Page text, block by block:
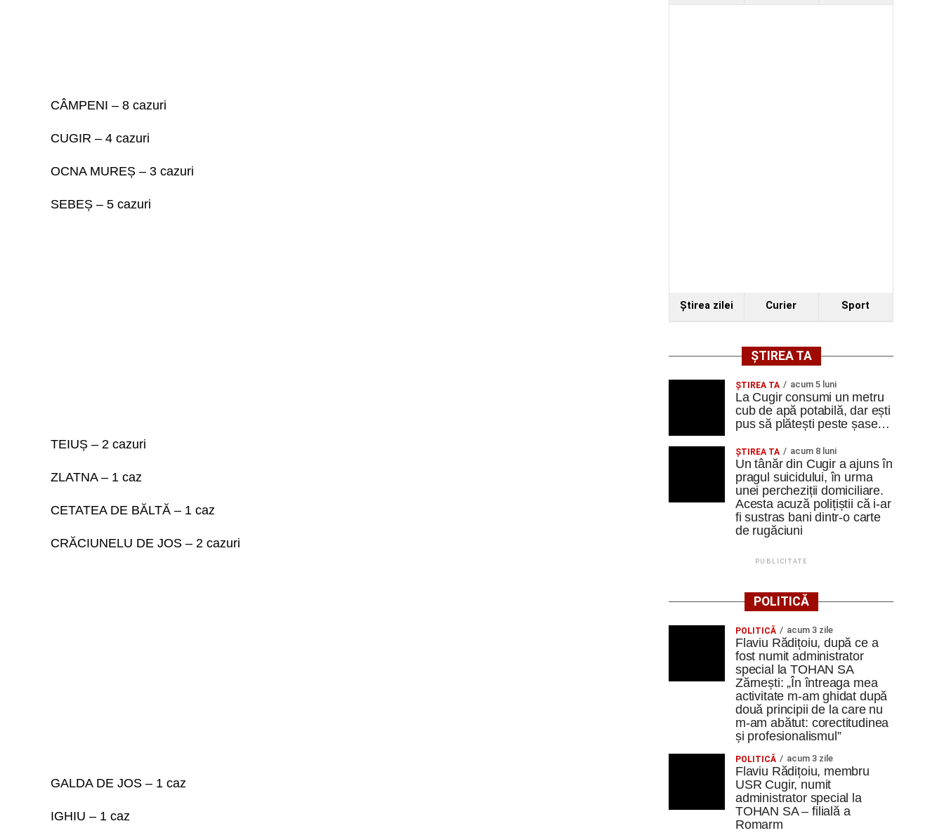
CÂMPENI – 8 cazuri
CUGIR – 4 cazuri
OCNA MUREȘ – 3 cazuri
SEBEȘ – 5 cazuri
TEIUȘ – 2 cazuri
ZLATNA – 1 caz
CETATEA DE BĂLTĂ – 1 caz
CRĂCIUNELU DE JOS – 2 cazuri
GALDA DE JOS – 1 caz
IGHIU – 1 caz
Ştirea zilei Curier Sport
ȘTIREA TA
ȘTIREA TA acum 5 luni
La Cugir consumi un metru
cub de apă potabilă, dar ești
pus să plătești peste șase…
ȘTIREA TA acum 8 luni
Un tânăr din Cugir a ajuns în
pragul suicidului, în urma
unei percheziții domiciliare.
Acesta acuză polițiștii că i-ar
fi sustras bani dintr-o carte
de rugăciuni
PUBLICITATE
POLITICĂ
POLITICĂ acum 3 zile
Flaviu Rădițoiu, după ce a
fost numit administrator
special la TOHAN SA
Zărnești: „În întreaga mea
activitate m-am ghidat după
două principii de la care nu
m-am abătut: corectitudinea
și profesionalismul”
POLITICĂ acum 3 zile
Flaviu Rădițoiu, membru
USR Cugir, numit
administrator special la
TOHAN SA – filială a
Romarm